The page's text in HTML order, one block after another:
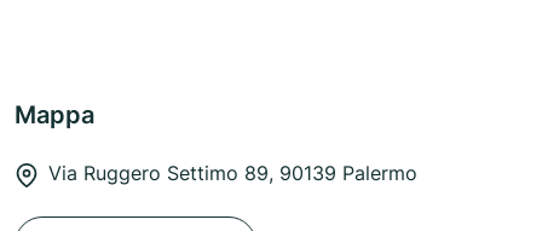
Mappa
Via Ruggero Settimo 89, 90139 Palermo